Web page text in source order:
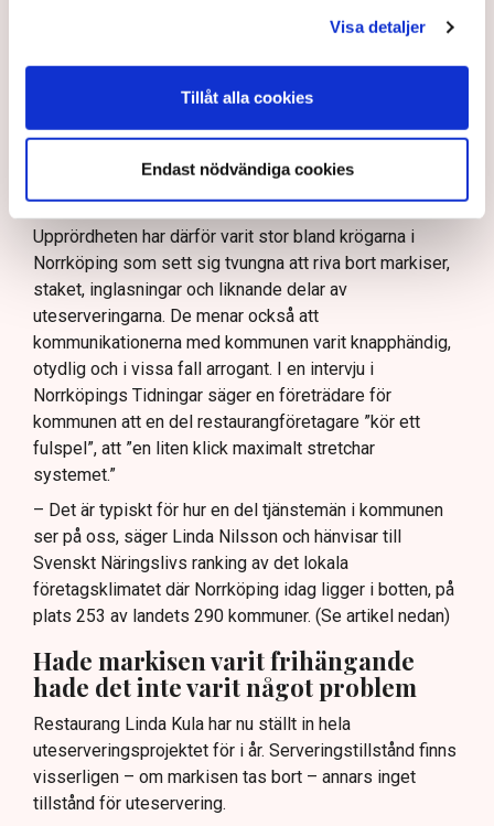
Visa detaljer
Tillåt alla cookies
Endast nödvändiga cookies
medger att den kan hyras ut under längre tid och andra
villkor. Det kräver dock en ändring i detaljplanen för
kommunen vilket är en tidskrävande process som kan
och ett flertal andra restaurangföretagare hamnat i kläm.
– Riktlinjerna gäller ju redan nu så min markis med ben
är inte längre tillåten, säger Linda Nilsson.
Upprördheten har därför varit stor bland krögarna i
Norrköping som sett sig tvungna att riva bort markiser,
staket, inglasningar och liknande delar av
uteserveringarna. De menar också att
kommunikationerna med kommunen varit knapphändig,
otydlig och i vissa fall arrogant. I en intervju i
Norrköpings Tidningar säger en företrädare för
kommunen att en del restaurangföretagare ”kör ett
fulspel”, att ”en liten klick maximalt stretchar
systemet.”
– Det är typiskt för hur en del tjänstemän i kommunen
ser på oss, säger Linda Nilsson och hänvisar till
Svenskt Näringslivs ranking av det lokala
företagsklimatet där Norrköping idag ligger i botten, på
plats 253 av landets 290 kommuner. (Se artikel nedan)
Hade markisen varit frihängande
hade det inte varit något problem
Restaurang Linda Kula har nu ställt in hela
uteserveringsprojektet för i år. Serveringstillstånd finns
visserligen – om markisen tas bort – annars inget
tillstånd för uteservering.